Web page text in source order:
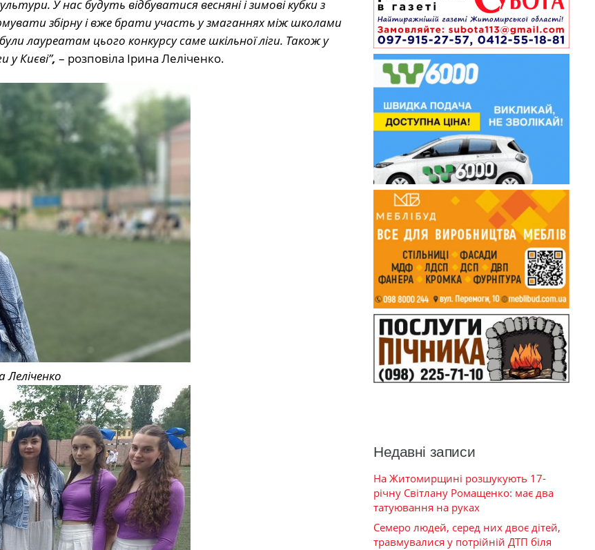
У нас будуть відбуватися весняні і зимові кубки з
збірну і вже брати участь у змаганнях між школами
лауреатам цього конкурсу саме шкільної ліги. Також у
у Києві”, – розповіла Ірина Леліченко.
Леліченко
Недавні записи
На Житомирщині розшукують 17-
річну Світлану Ромащенко: має два
татуювання на руках
Семеро людей, серед них двоє дітей,
травмувалися у потрійній ДТП біля